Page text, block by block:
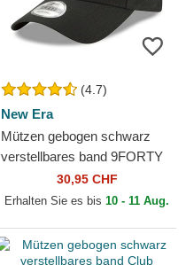
(4.7)
New Era
Mützen gebogen schwarz
verstellbares band 9FORTY
The League der Chicago
White Sox MLB von New Era
30,95 CHF
Erhalten Sie es bis 10 - 11 Aug.